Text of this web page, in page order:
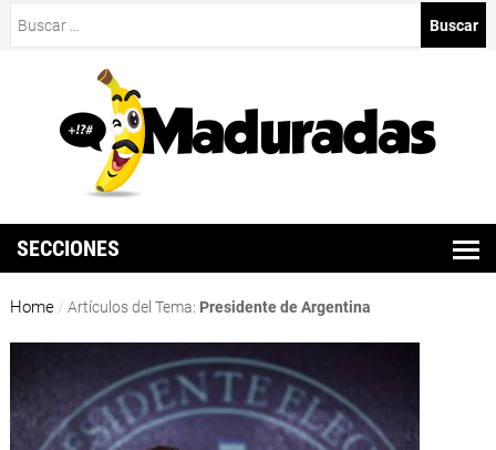
SECCIONES
Home / Artículos del Tema: Presidente de Argentina